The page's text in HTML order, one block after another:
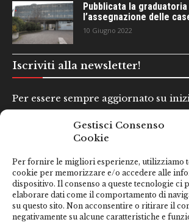
Gestisci Consenso
Cookie
Per fornire le migliori esperienze, utilizziamo
cookie per memorizzare e/o accedere alle
dispositivo. Il consenso a queste tecnologie ci
elaborare dati come il comportamento di
su questo sito. Non acconsentire o ritirare il
negativamente su alcune caratteristiche e
Pubblicata la
l’assegnazione delle
10 Giugno 2022
Iscriviti alla newsletter!
Per essere sempre aggiornato su
Email*